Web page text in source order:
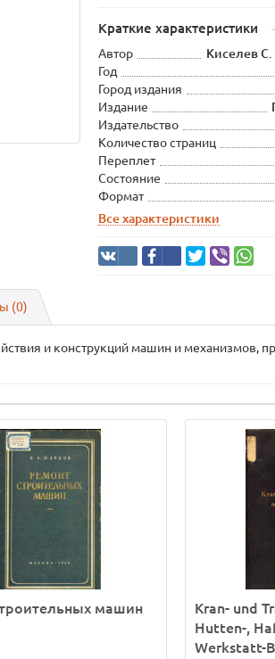
Краткие характеристики
Автор
Киселев С.
Год
Город издания
Издание
Издательство
Количество страниц
Переплет
Состояние
Формат
Все характеристики
(0)
и конструкций машин и механизмов,
машин
Kran- und
Hutten-,
Werkstatt-